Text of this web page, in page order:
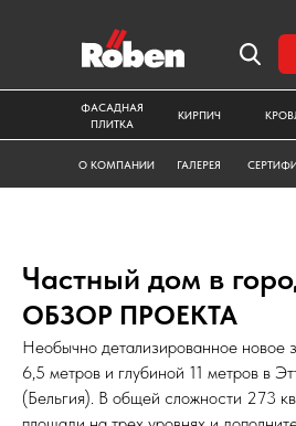
КИРПИЧ
ФАСАДНАЯ
ПЛИТКА
ГАЛЕРЕЯ
О КОМПАНИИ
Частный дом в
ОБЗОР ПРОЕКТА
Необычно детализированное новое
6,5 метров и глубиной 11 метров в
(Бельгия). В общей сложности 273